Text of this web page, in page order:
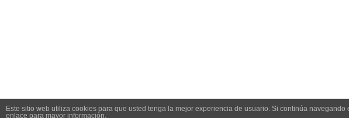
Este sitio web utiliza cookies para que usted tenga la mejor experiencia de usuario. Si continúa
enlace para mayor información.